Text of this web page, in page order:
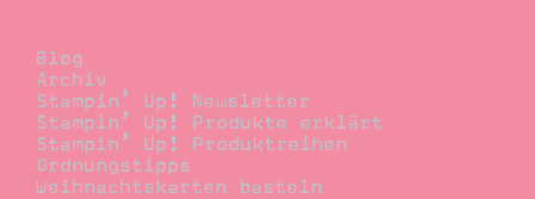
Blog
Archiv
Stampin’ Up! Newsletter
Stampin’ Up! Produkte erklärt
Stampin’ Up! Produktreihen
Ordnungstipps
Weihnachtskarten basteln